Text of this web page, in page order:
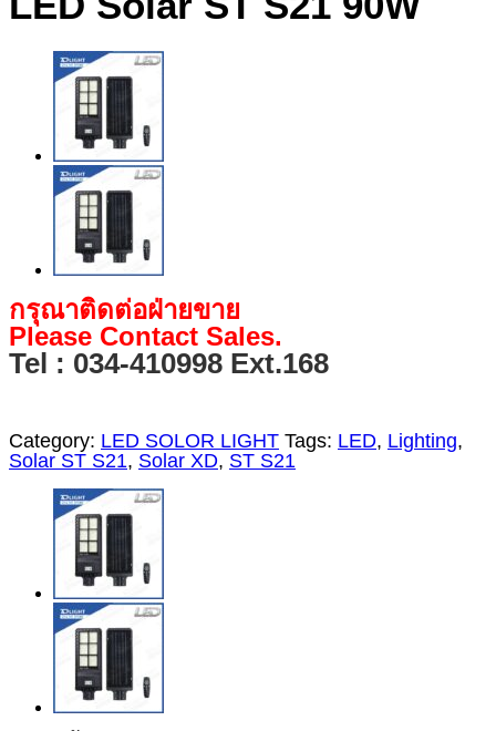
กรุณาติดต่อฝ่ายขาย
Please Contact Sales.
Tel : 034-410998 Ext.168
Category: LED SOLOR LIGHT Tags: LED, Lighting,
Solar ST S21, Solar XD, ST S21